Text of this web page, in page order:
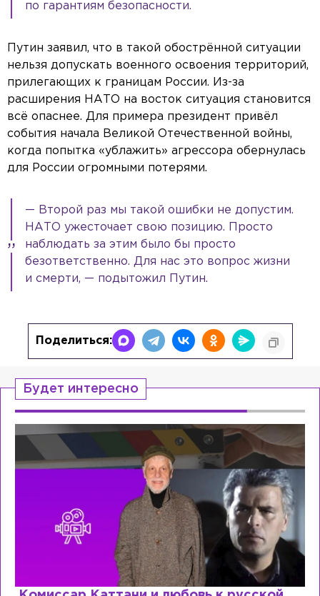
по гарантиям безопасности.
Путин заявил, что в такой обострённой ситуации
нельзя допускать военного освоения территорий,
прилегающих к границам России. Из-за
расширения НАТО на восток ситуация становится
всё опаснее. Для примера президент привёл
события начала Великой Отечественной войны,
когда попытка «ублажить» агрессора обернулась
для России огромными потерями.
— Второй раз мы такой ошибки не допустим.
НАТО ужесточает свою позицию. Просто
наблюдать за этим было бы просто
безответственно. Для нас это вопрос жизни
и смерти, — подытожил Путин.
Поделиться:
Будет интересно